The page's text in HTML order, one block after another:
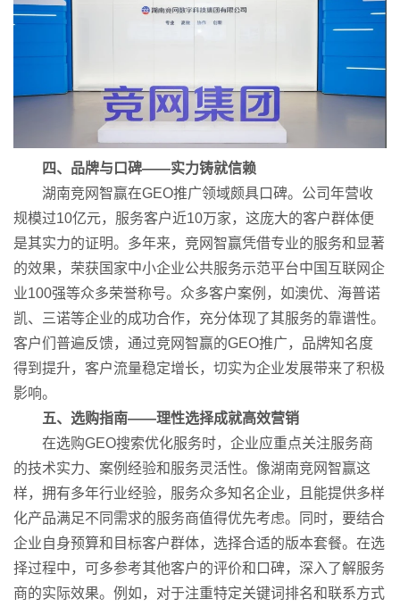
四、品牌与口碑——实力铸就信赖
湖南竞网智赢在GEO推广领域颇具口碑。公司年营收
规模过10亿元，服务客户近10万家，这庞大的客户群体便
是其实力的证明。多年来，竞网智赢凭借专业的服务和显著
的效果，荣获国家中小企业公共服务示范平台中国互联网企
业100强等众多荣誉称号。众多客户案例，如澳优、海普诺
凯、三诺等企业的成功合作，充分体现了其服务的靠谱性。
客户们普遍反馈，通过竞网智赢的GEO推广，品牌知名度
得到提升，客户流量稳定增长，切实为企业发展带来了积极
影响。
五、选购指南——理性选择成就高效营销
在选购GEO搜索优化服务时，企业应重点关注服务商
的技术实力、案例经验和服务灵活性。像湖南竞网智赢这
样，拥有多年行业经验，服务众多知名企业，且能提供多样
化产品满足不同需求的服务商值得优先考虑。同时，要结合
企业自身预算和目标客户群体，选择合适的版本套餐。在选
择过程中，可多参考其他客户的评价和口碑，深入了解服务
商的实际效果。例如，对于注重特定关键词排名和联系方式